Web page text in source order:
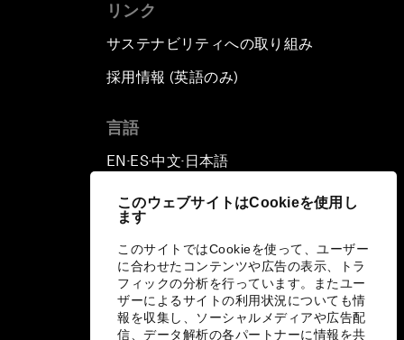
このウェブサイトはCookieを使用し
ます
このサイトではCookieを使って、ユーザー
に合わせたコンテンツや広告の表示、トラ
フィックの分析を行っています。またユー
ザーによるサイトの利用状況についても情
報を収集し、ソーシャルメディアや広告配
信、データ解析の各パートナーに情報を共
リンク
サステナビリティへの取り組み
採用情報 (英語のみ)
言語
EN ▪ES▪中文▪ 日本語